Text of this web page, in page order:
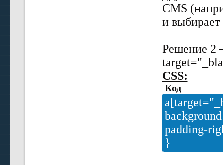
CMS
и выбирает
Решение 2
CSS:
Код
padding-
}